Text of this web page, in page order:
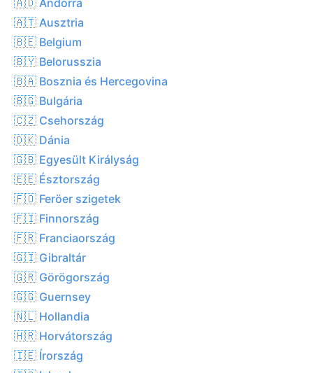
🇦🇹 Ausztria
🇧🇪 Belgium
🇧🇾 Belorusszia
🇧🇦 Bosznia és Hercegovina
🇧🇬 Bulgária
🇨🇿 Csehország
🇩🇰 Dánia
🇬🇧 Egyesült Királyság
🇪🇪 Észtország
🇫🇴 Feröer szigetek
🇫🇮 Finnország
🇫🇷 Franciaország
🇬🇮 Gibraltár
🇬🇷 Görögország
🇬🇬 Guernsey
🇳🇱 Hollandia
🇭🇷 Horvátország
🇮🇪 Írország